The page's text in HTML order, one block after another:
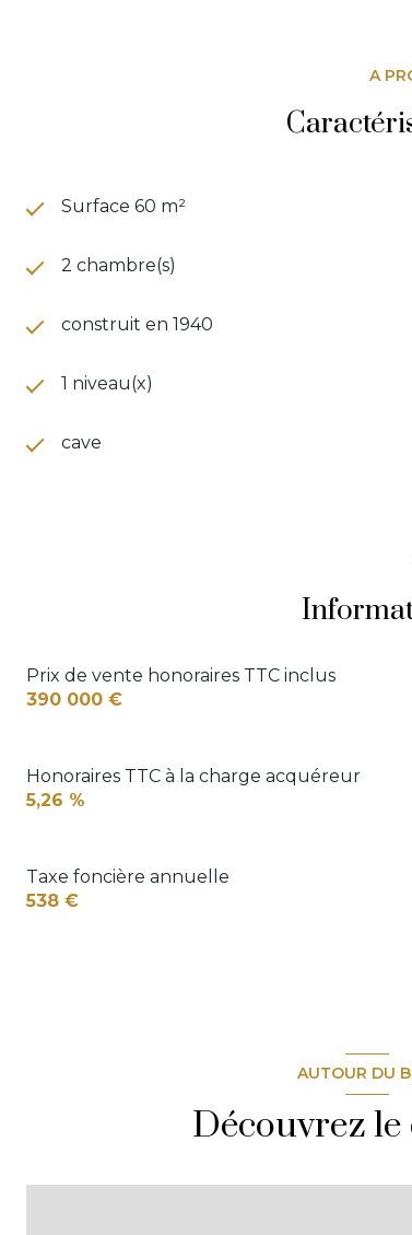
A
Surface 60 m²
2 chambre(s)
construit en 1940
1 niveau(x)
cave
Prix de vente honoraires TTC inclus
390 000 €
Honoraires TTC à la charge acquéreur
5,26 %
Taxe foncière annuelle
538 €
AUTOUR DU
Découvrez